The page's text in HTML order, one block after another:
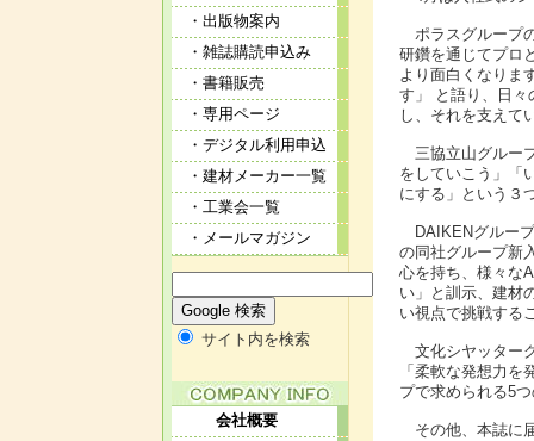
・出版物案内
・雑誌購読申込み
・書籍販売
・専用ページ
・デジタル利用申込
・建材メーカー一覧
・工業会一覧
・メールマガジン
サイト内を検索
会社概要
ポラスグループ
研鑽を通じてプロ
より面白くなりま
す」 と語り、日々
し、それを支えて
三協立山グルー
をしていこう」「
にする」という３
DAIKENグルー
の同社グループ新
心を持ち、様々な
い」と訓示、建材
い視点で挑戦する
文化シヤッター
「柔軟な発想力
プで求められる5
その他、本誌に